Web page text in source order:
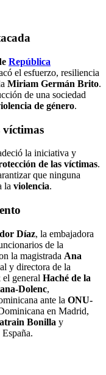
República
el esfuerzo, resiliencia
Miriam Germán Brito.
de una sociedad
de género.
víctimas
la iniciativa y
de las víctimas.
que ninguna
la violencia.
Díaz, la embajadora
de la
la magistrada Ana
y directora de la
el general Haché de la
Dolenc,
ante la ONU-
en Madrid,
Bonilla y